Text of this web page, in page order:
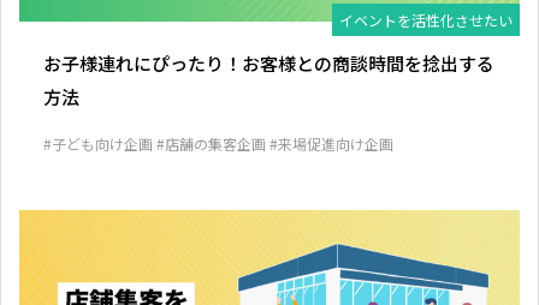
イベントを活性化させたい
お子様連れにぴったり！お客様との商談時間を捻出する
方法
#子ども向け企画 #店舗の集客企画 #来場促進向け企画